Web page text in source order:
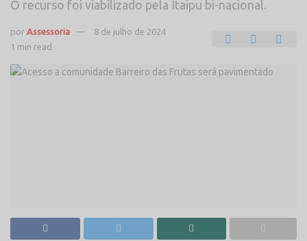
O recurso foi viabilizado pela Itaipu bi-nacional.
por Assessoria
8 de julho de 2024
1 min read